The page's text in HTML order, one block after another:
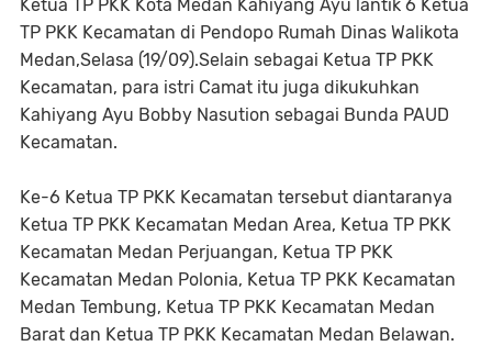
Ketua TP PKK Kota Medan Kahiyang Ayu lantik 6 Ketua
TP PKK Kecamatan di Pendopo Rumah Dinas Walikota
Medan,Selasa (19/09).Selain sebagai Ketua TP PKK
Kecamatan, para istri Camat itu juga dikukuhkan
Kahiyang Ayu Bobby Nasution sebagai Bunda PAUD
Kecamatan.
Ke-6 Ketua TP PKK Kecamatan tersebut diantaranya
Ketua TP PKK Kecamatan Medan Area, Ketua TP PKK
Kecamatan Medan Perjuangan, Ketua TP PKK
Kecamatan Medan Polonia, Ketua TP PKK Kecamatan
Medan Tembung, Ketua TP PKK Kecamatan Medan
Barat dan Ketua TP PKK Kecamatan Medan Belawan.